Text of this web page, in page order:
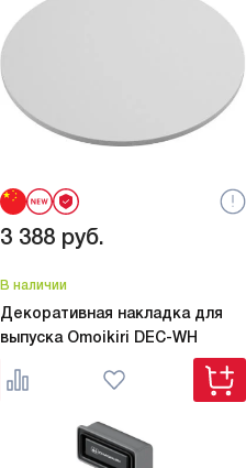
3 388 руб.
В наличии
Декоративная накладка для
выпуска Omoikiri DEC-WH